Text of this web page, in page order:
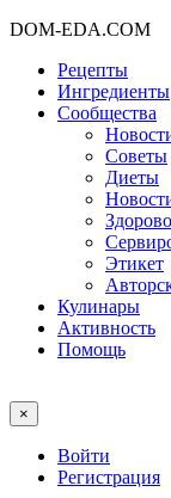
DOM-EDA.COM
Рецепты
Ингредиенты
Сообщества
Советы
Диеты
Этикет
Кулинары
Активность
Помощь
×
Войти
Регистрация